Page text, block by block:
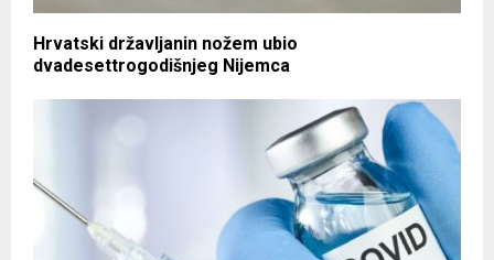
Hrvatski državljanin nožem ubio
dvadesettrogodišnjeg Nijemca